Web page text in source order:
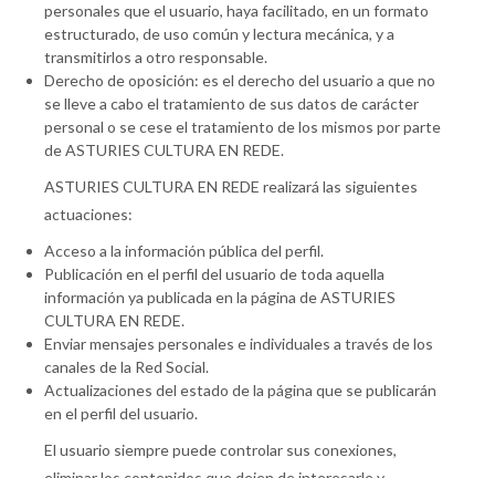
personales que el usuario, haya facilitado, en un formato
estructurado, de uso común y lectura mecánica, y a
transmitirlos a otro responsable.
Derecho de oposición: es el derecho del usuario a que no
se lleve a cabo el tratamiento de sus datos de carácter
personal o se cese el tratamiento de los mismos por parte
de ASTURIES CULTURA EN REDE.
ASTURIES CULTURA EN REDE realizará las siguientes
actuaciones:
Acceso a la información pública del perfil.
Publicación en el perfil del usuario de toda aquella
información ya publicada en la página de ASTURIES
CULTURA EN REDE.
Enviar mensajes personales e individuales a través de los
canales de la Red Social.
Actualizaciones del estado de la página que se publicarán
en el perfil del usuario.
El usuario siempre puede controlar sus conexiones,